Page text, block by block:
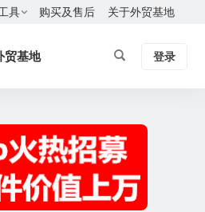
具 购买及售后 关于外贸基地
贸基地 登录